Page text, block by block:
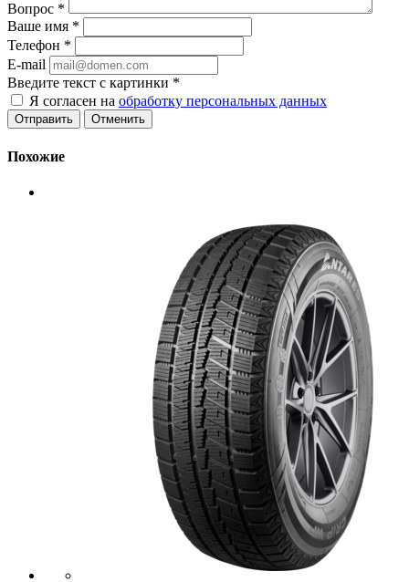
Вопрос *
Ваше имя *
Телефон *
E-mail
Введите текст с картинки *
Я согласен на обработку персональных данных
Отменить
Похожие